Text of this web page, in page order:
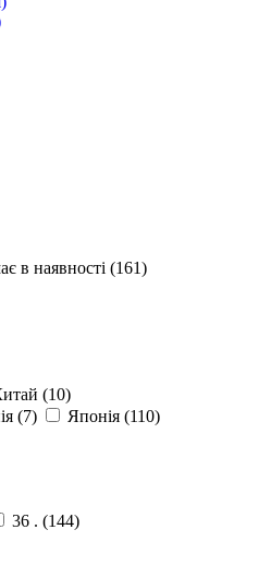
в наявності (161)
(10)
(7) Японія (110)
36 . (144)